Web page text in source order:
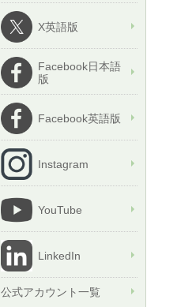
X英語版
Facebook日本語
版
Facebook英語版
Instagram
YouTube
LinkedIn
公式アカウント一覧